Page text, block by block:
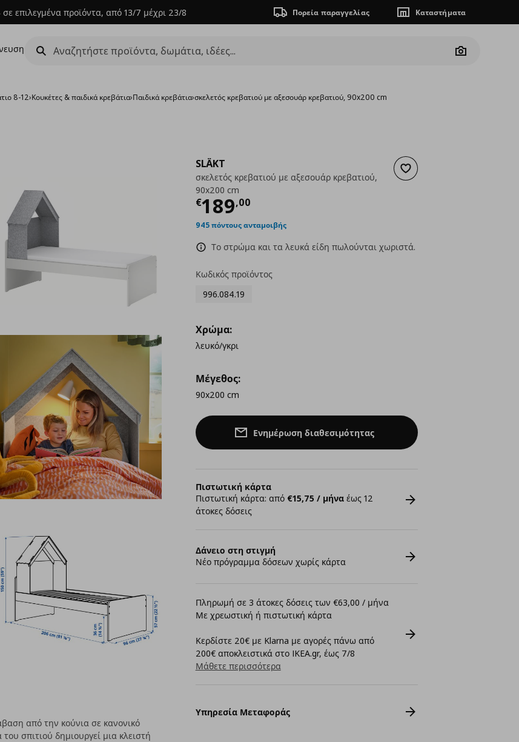
επιλεγμένα προϊόντα, από 13/7 μέχρι 23/8 Πορεία παραγγελίας Καταστήματα
Camera
8-12›Κουκέτες & παιδικά κρεβάτια›Παιδικά κρεβάτια›σκελετός κρεβατιού με αξεσουάρ κρεβατιού, 90x200 cm
Προσθήκη στα αγαπημένα
SLÄKT
σκελετός κρεβατιού με αξεσουάρ κρεβατιού,
90x200 cm
€189,00
Τρέχουσα τιμή
945 πόντους ανταμοιβής
Το στρώμα και τα λευκά είδη πωλούνται χωριστά.
Κωδικός προϊόντος
996.084.19
Χρώμα:
λευκό/γκρι
Μέγεθος:
90x200 cm
Ενημέρωση διαθεσιμότητας
Πιστωτική κάρτα
Πιστωτική κάρτα: από €15,75 / μήναέως 12
άτοκες δόσεις
Δάνειο στη στιγμή
Νέο πρόγραμμα δόσεων χωρίς κάρτα
Πληρωμή σε 3 άτοκες δόσεις των €63,00 / μήνα
Με χρεωστική ή πιστωτική κάρτα
Κερδίστε 20€ με Klarna με αγορές πάνω από
200€ αποκλειστικά στο IKEA.gr, έως 7/8
Μάθετε περισσότερα
Υπηρεσία Μεταφοράς
από την κούνια σε κανονικό
σπιτιού δημιουργεί μια κλειστή